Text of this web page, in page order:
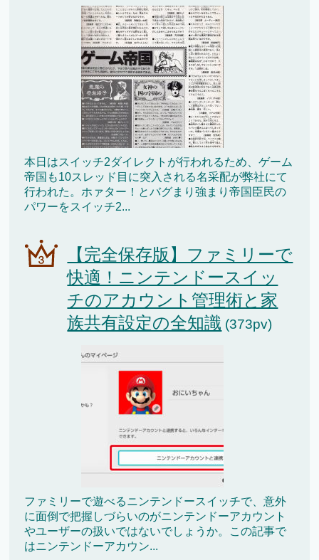
本日はスイッチ2ダイレクトが行われるため、ゲーム
帝国も10スレッド目に突入される名采配が弊社にて
行われた。ホァター！とバグまり強まり帝国臣民の
パワーをスイッチ2...
【完全保存版】ファミリーで
快適！ニンテンドースイッ
チのアカウント管理術と家
族共有設定の全知識 (373pv)
ファミリーで遊べるニンテンドースイッチで、意外
に面倒で把握しづらいのがニンテンドーアカウント
やユーザーの扱いではないでしょうか。この記事で
はニンテンドーアカウン...